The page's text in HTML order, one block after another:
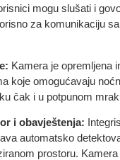
mogu slušati i
za komunikaciju
Kamera je opremljena
koje omogućavaju
čak i u potpunom
i obavještenja:
automatsko
prostoru.